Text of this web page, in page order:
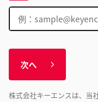
次へ
株式会社キーエンスは、当